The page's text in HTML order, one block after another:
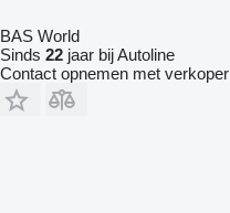
BAS World
Sinds 22 jaar bij Autoline
Contact opnemen met verkoper